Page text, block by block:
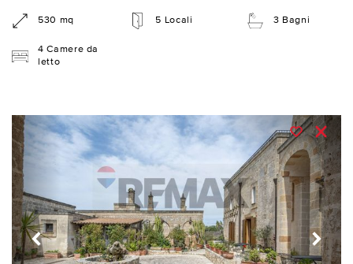
530 mq 5 Locali 3 Bagni
4 Camere da
letto